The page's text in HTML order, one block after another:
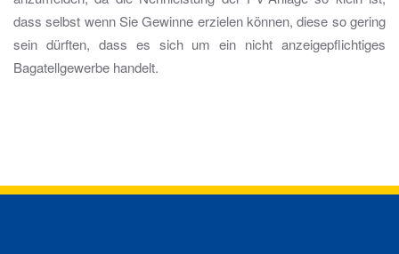
dass selbst wenn Sie Gewinne erzielen können, diese so gering
sein dürften, dass es sich um ein nicht anzeigepflichtiges
Bagatellgewerbe handelt.